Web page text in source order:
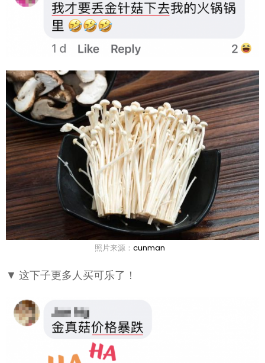
照片来源： cunman
▼ 这下子更多人买可乐了！